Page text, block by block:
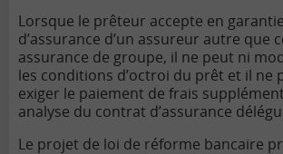
Lorsque le prêteur accepte en
d’assurance d’un assureur autre que
assurance de groupe, il ne peut ni
les conditions d’octroi du prêt et il ne
exiger le paiement de frais
analyse du contrat d’assurance
Le projet de loi de réforme bancaire